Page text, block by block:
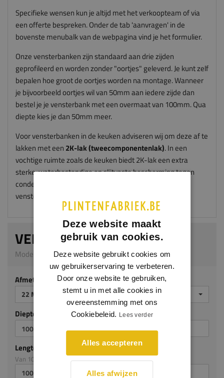
Specifieke wensen kun je altijd met het verkoopteam of via
een offerte bespreken. Onder de tab 'aanvragen' in de
bovenste menubalk van de webpagina vind je het formulier.
Onze vensterbanken zijn standaard aan drie zijden
geprofileerd en worden zonder "oortjes" geleverd. Je kunt zelf
bepalen hoe groot de oortjes worden na montage. Wanneer
je bijvoorbeeld oortjes wil van 50mm aan iedere zijde dan
bestel je je vensterbank met een overmaat van 100mm. Qua
diepte kies je dan 50mm meer.
Voor vensterbanken in de keuken adviseren wij om deze af te
lakken met een 2K-lak (tweecomponentenlak). In een
vochtige ruimte zoals de keuken biedt 2K-lak een extra
sterke, waterbestendige en slijtvaste bescherming tegen
condens, spatwater en intensief gebruik. Zo blijft uw
vensterbank langer mooi en optimaal beschermd.
VENSTERBANK TRITON
Model 5009 | 22 mm dik | MDF v313
Afmeting
22 MM DIK
Diepte mm (milimeters)
Lengte mm (milimeters)
Van 100mm tot en met 3050mm
Deze website maakt
gebruik van cookies.
Deze website gebruikt cookies om
uw gebruikerservaring te verbeteren.
Door onze website te gebruiken,
stemt u in met alle cookies in
overeenstemming met ons
Cookiebeleid. Lees verder
Alles accepteren
Alles afwijzen